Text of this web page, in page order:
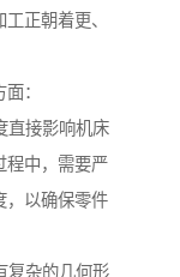
正朝着更、
：
直接影响机床
程中，需要严
，以确保零件
复杂的几何形